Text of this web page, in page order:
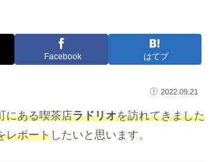
Facebook はてブ
2022.09.21
にある喫茶店ラドリオを訪れてきました
レポートしたいと思います。